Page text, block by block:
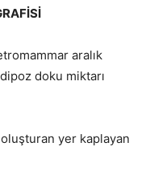
aralık
doku miktarı
yer kaplayan